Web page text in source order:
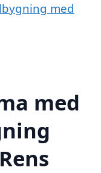
med
med